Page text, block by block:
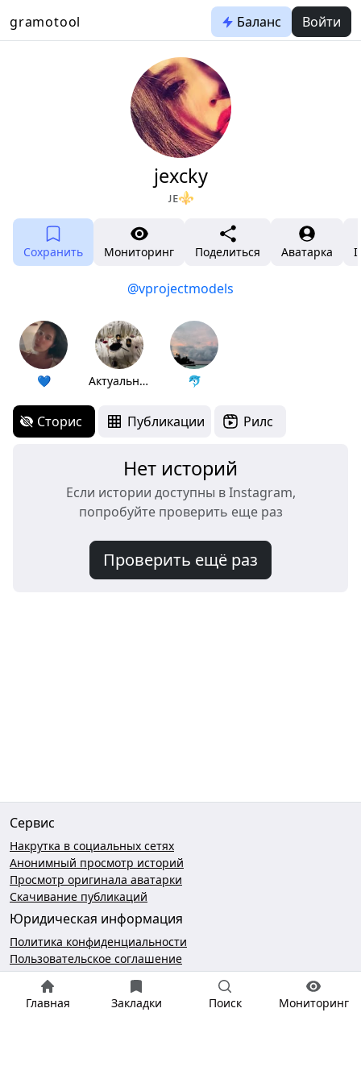
gramotool Баланс Войти
Главная Закладки Поиск Мониторинг
jexcky
ᴊᴇ⚜️
Сохранить Мониторинг Поделиться Аватарка
@vprojectmodels
💙 Актуальное 🐬
Сторис Публикации Рилс
Нет историй
Если истории доступны в Instagram,
попробуйте проверить еще раз
Проверить ещё раз
Сервис
Накрутка в социальных сетях
Анонимный просмотр историй
Просмотр оригинала аватарки
Скачивание публикаций
Юридическая информация
Политика конфиденциальности
Пользовательское соглашение
Безопасность платежей
Чат поддержки